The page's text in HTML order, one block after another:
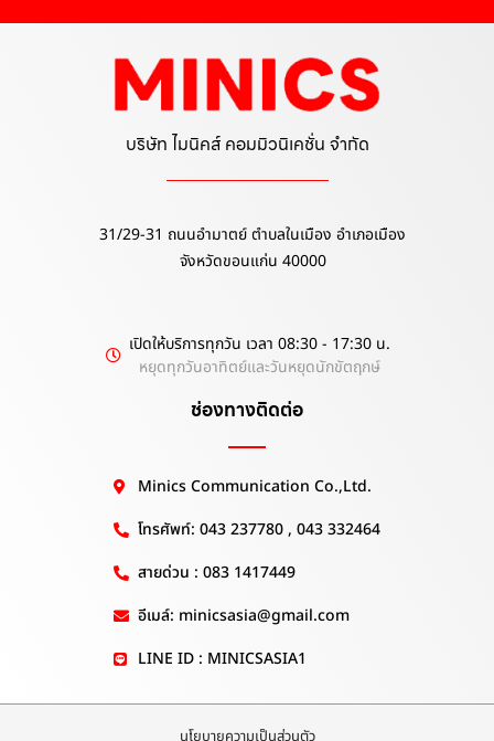
บริษัท ไมนิคส์ คอมมิวนิเคชั่น จำกัด
31/29-31 ถนนอำมาตย์ ตำบลในเมือง อำเภอเมือง
จังหวัดขอนแก่น 40000
เปิดให้บริการทุกวัน เวลา 08:30 - 17:30 น.
หยุดทุกวันอาทิตย์และวันหยุดนักขัตฤกษ์
ช่องทางติดต่อ
Minics Communication Co.,Ltd.
โทรศัพท์: 043 237780 , 043 332464
สายด่วน : 083 1417449
อีเมล์: minicsasia@gmail.com
LINE ID : MINICSASIA1